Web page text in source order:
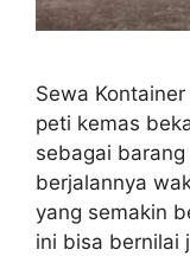
Sewa
peti kemas
sebagai
berjalannya
yang semakin
ini bisa bernilai